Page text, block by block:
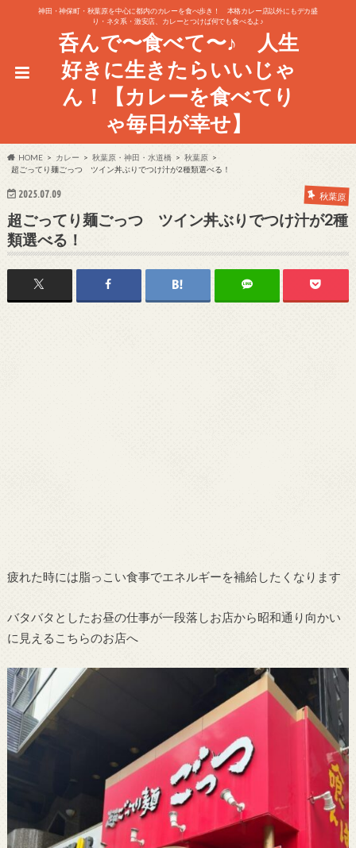
神田・神保町・秋葉原を中心に都内のカレーを食べ歩き！ 本格カレー店以外にもデカ盛
り・ネタ系・激安店、カレーとつけば何でも食べるよ♪
呑んで〜食べて〜♪ 人生
好きに生きたらいいじゃ
ん！【カレーを食べてり
ゃ毎日が幸せ】
HOME カレー 秋葉原・神田・水道橋
秋葉原
超ごってり麺ごっつ ツイン丼ぶりでつけ汁が2種類選べる！
2025.07.09 秋葉原
超ごってり麺ごっつ ツイン丼ぶりでつけ汁が2種
類選べる！
疲れた時には脂っこい食事でエネルギーを補給したくなります
バタバタとしたお昼の仕事が一段落しお店から昭和通り向かい
に見えるこちらのお店へ